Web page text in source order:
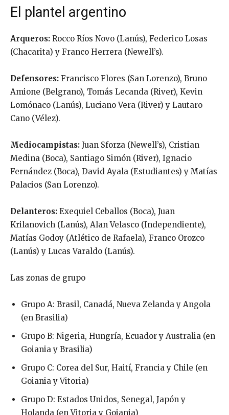
El plantel argentino
Arqueros: Rocco Ríos Novo (Lanús), Federico Losas
(Chacarita) y Franco Herrera (Newell’s).
Defensores: Francisco Flores (San Lorenzo), Bruno
Amione (Belgrano), Tomás Lecanda (River), Kevin
Lomónaco (Lanús), Luciano Vera (River) y Lautaro
Cano (Vélez).
Mediocampistas: Juan Sforza (Newell’s), Cristian
Medina (Boca), Santiago Simón (River), Ignacio
Fernández (Boca), David Ayala (Estudiantes) y Matías
Palacios (San Lorenzo).
Delanteros: Exequiel Ceballos (Boca), Juan
Krilanovich (Lanús), Alan Velasco (Independiente),
Matías Godoy (Atlético de Rafaela), Franco Orozco
(Lanús) y Lucas Varaldo (Lanús).
Las zonas de grupo
Grupo A: Brasil, Canadá, Nueva Zelanda y Angola
(en Brasilia)
Grupo B: Nigeria, Hungría, Ecuador y Australia (en
Goiania y Brasilia)
Grupo C: Corea del Sur, Haití, Francia y Chile (en
Goiania y Vitoria)
Grupo D: Estados Unidos, Senegal, Japón y
Holanda (en Vitoria y Goiania)